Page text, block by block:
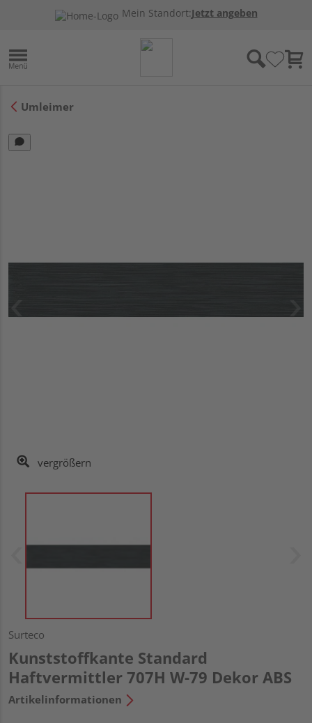
Mein Standort:Jetzt angeben
Umleimer
vergrößern
Surteco
Kunststoffkante Standard
Haftvermittler 707H W-79 Dekor ABS
Artikelinformationen